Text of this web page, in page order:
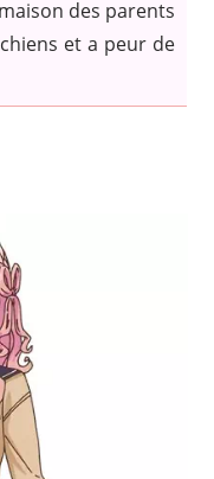
des parents
et a peur de